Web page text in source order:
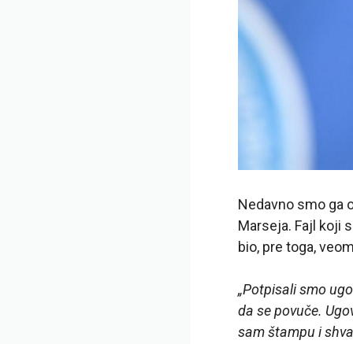
Nedavno smo ga
Marseja. Fajl koji
bio, pre toga,
„Potpisali smo
da se povuče.
sam štampu i